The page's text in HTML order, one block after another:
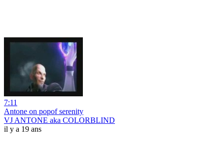
7:11
Antone on popof serenity
VJ ANTONE aka COLORBLIND
il y a 19 ans